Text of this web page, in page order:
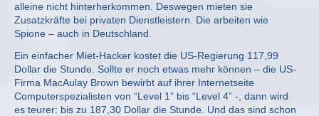
alleine nicht hinterherkommen. Deswegen mieten sie
Zusatzkräfte bei privaten Dienstleistern. Die arbeiten wie
Spione – auch in Deutschland.
Ein einfacher Miet-Hacker kostet die US-Regierung 117,99
Dollar die Stunde. Sollte er noch etwas mehr können – die US-
Firma MacAulay Brown bewirbt auf ihrer Internetseite
Computerspezialisten von “Level 1” bis “Level 4” -, dann wird
es teurer: bis zu 187,30 Dollar die Stunde. Und das sind schon